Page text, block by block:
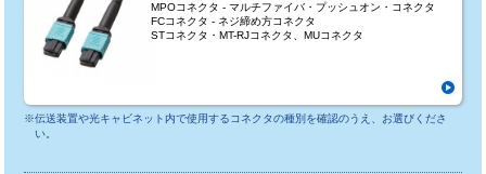
MPOコネクタ - マルチファイバ・プッシュオン・コネクタ
FCコネクタ - ネジ締め方コネクタ
STコネクタ・MT-RJコネクタ、MUコネクタ
※伝送装置や光キャビネット内で使用するコネクタの種別を確認のうえ、お選びくださ
い。